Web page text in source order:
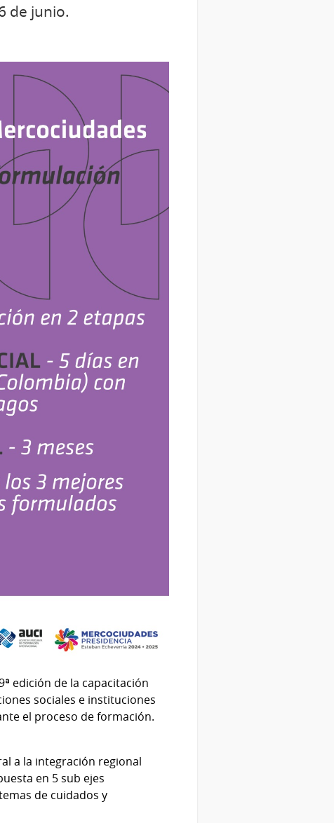
de junio.
edición de la capacitación
sociales e instituciones
el proceso de formación.
a la integración regional
en 5 sub ejes
de cuidados y